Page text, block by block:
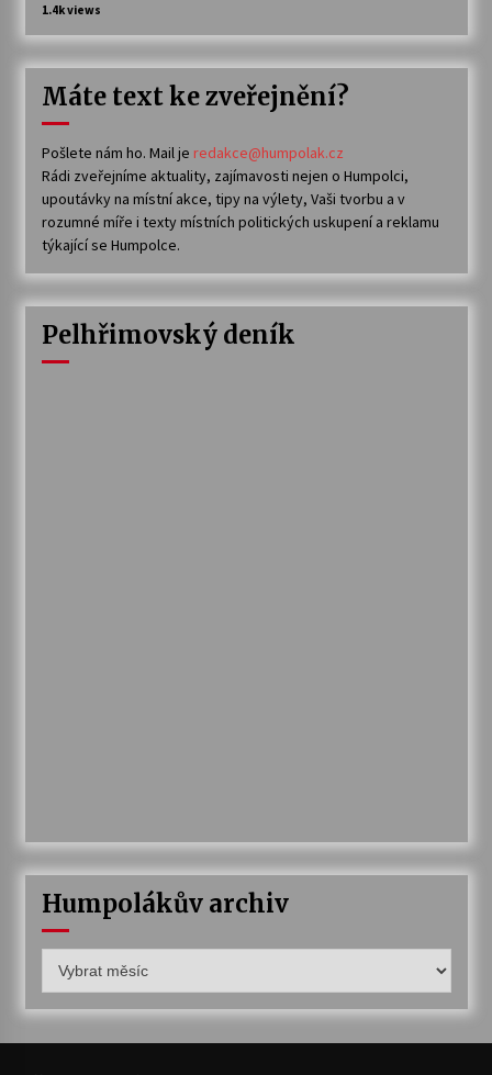
1.4k views
Máte text ke zveřejnění?
Pošlete nám ho. Mail je redakce@humpolak.cz
Rádi zveřejníme aktuality, zajímavosti nejen o Humpolci,
upoutávky na místní akce, tipy na výlety, Vaši tvorbu a v
rozumné míře i texty místních politických uskupení a reklamu
týkající se Humpolce.
Pelhřimovský deník
Humpolákův archiv
archiv